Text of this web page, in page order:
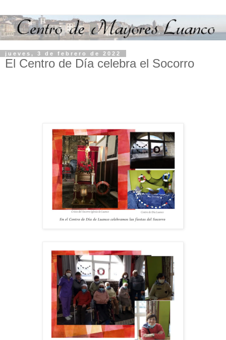
jueves, 3 de febrero de 2022
El Centro de Día celebra el Socorro